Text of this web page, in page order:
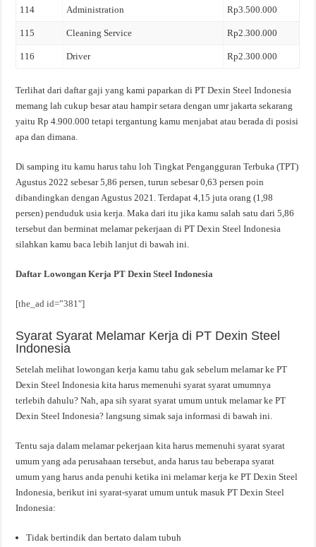
114 Administration Rp3.500.000
115 Cleaning Service Rp2.300.000
116 Driver Rp2.300.000
Terlihat dari daftar gaji yang kami paparkan di PT Dexin Steel Indonesia
memang lah cukup besar atau hampir setara dengan umr jakarta sekarang
yaitu Rp 4.900.000 tetapi tergantung kamu menjabat atau berada di posisi
apa dan dimana.
Di samping itu kamu harus tahu loh Tingkat Pengangguran Terbuka (TPT)
Agustus 2022 sebesar 5,86 persen, turun sebesar 0,63 persen poin
dibandingkan dengan Agustus 2021. Terdapat 4,15 juta orang (1,98
persen) penduduk usia kerja. Maka dari itu jika kamu salah satu dari 5,86
tersebut dan berminat melamar pekerjaan di PT Dexin Steel Indonesia
silahkan kamu baca lebih lanjut di bawah ini.
Daftar Lowongan Kerja PT Dexin Steel Indonesia
[the_ad id=”381″]
Syarat Syarat Melamar Kerja di PT Dexin Steel
Indonesia
Setelah melihat lowongan kerja kamu tahu gak sebelum melamar ke PT
Dexin Steel Indonesia kita harus memenuhi syarat syarat umumnya
terlebih dahulu? Nah, apa sih syarat syarat umum untuk melamar ke PT
Dexin Steel Indonesia? langsung simak saja informasi di bawah ini.
Tentu saja dalam melamar pekerjaan kita harus memenuhi syarat syarat
umum yang ada perusahaan tersebut, anda harus tau beberapa syarat
umum yang harus anda penuhi ketika ini melamar kerja ke PT Dexin Steel
Indonesia, berikut ini syarat-syarat umum untuk masuk PT Dexin Steel
Indonesia:
Tidak bertindik dan bertato dalam tubuh